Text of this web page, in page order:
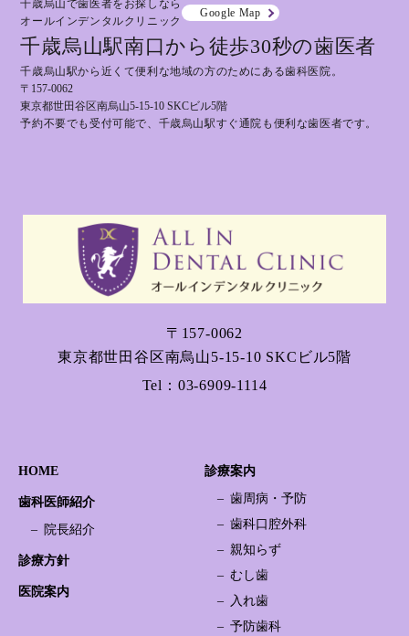
千歳烏山で歯医者をお探しなら
オールインデンタルクリニック
Google Map
千歳烏山駅南口から徒歩30秒の歯医者
千歳烏山駅から近くて便利な地域の方のためにある歯科医院。
〒157-0062
東京都世田谷区南烏山5-15-10 SKCビル5階
予約不要でも受付可能で、千歳烏山駅すぐ通院も便利な歯医者です。
〒157-0062
東京都世田谷区南烏山5-15-10 SKCビル5階
Tel： 03-6909-1114
HOME
歯科医師紹介
院長紹介
診療方針
医院案内
診療案内
歯周病・予防
歯科口腔外科
親知らず
むし歯
入れ歯
予防歯科